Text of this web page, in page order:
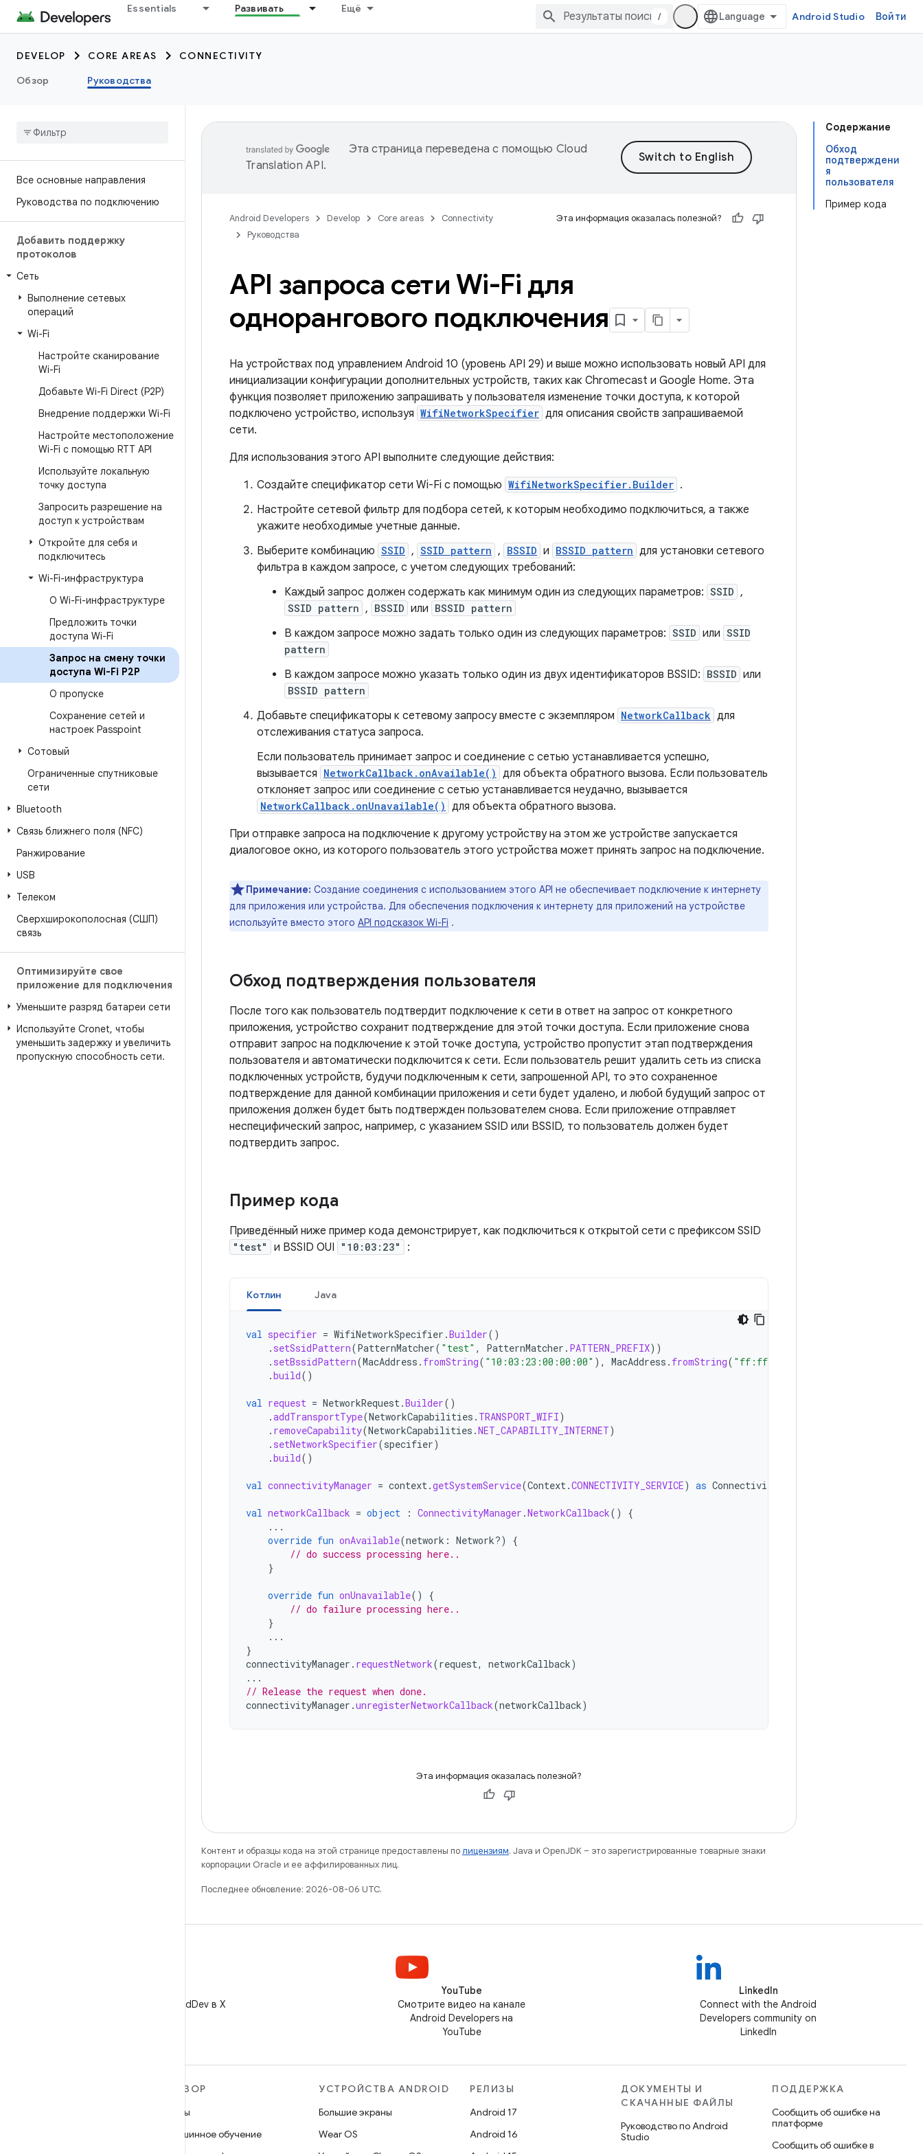
Essentials Развивать Ещё
/ Android Studio Войти
DEVELOP CORE AREAS
CONNECTIVITY
Обзор
Руководства
Все основные направления
Руководства по подключению
Добавить поддержку
протоколов
Сеть
Выполнение сетевых
операций
Wi-Fi
Настройте сканирование
Wi-Fi
Добавьте Wi-Fi Direct (P2P)
Внедрение поддержки Wi-Fi
Настройте местоположение
Wi-Fi с помощью RTT API
Используйте локальную
точку доступа
Запросить разрешение на
доступ к устройствам
Откройте для себя и
подключитесь
Wi-Fi-инфраструктура
О Wi-Fi-инфраструктуре
Предложить точки
доступа Wi-Fi
Запрос на смену точки
доступа Wi-Fi P2P
О пропуске
Сохранение сетей и
настроек Passpoint
Сотовый
Ограниченные спутниковые
сети
Bluetooth
Связь ближнего поля (NFC)
Ранжирование
USB
Телеком
Сверхширокополосная (СШП)
связь
Оптимизируйте свое
приложение для подключения
Уменьшите разряд батареи сети
Используйте Cronet, чтобы
уменьшить задержку и увеличить
пропускную способность сети.
Содержание
Обход
подтверждени
я
пользователя
Пример кода
Эта страница переведена с помощью Cloud
Translation API.
Android Developers Develop Core areas
Connectivity
Руководства
Эта информация оказалась полезной?
API запроса сети Wi-Fi для
однорангового подключения
На устройствах под управлением Android 10 (уровень API 29) и выше можно использовать новый API для
инициализации конфигурации дополнительных устройств, таких как Chromecast и Google Home. Эта
функция позволяет приложению запрашивать у пользователя изменение точки доступа, к которой
подключено устройство, используя WifiNetworkSpecifier для описания свойств запрашиваемой
сети.
Для использования этого API выполните следующие действия:
Создайте спецификатор сети Wi-Fi с помощью WifiNetworkSpecifier.Builder .
Настройте сетевой фильтр для подбора сетей, к которым необходимо подключиться, а также
укажите необходимые учетные данные.
Выберите комбинацию SSID , SSID pattern , BSSID и BSSID pattern для установки сетевого
фильтра в каждом запросе, с учетом следующих требований:
Каждый запрос должен содержать как минимум один из следующих параметров: SSID ,
SSID pattern , BSSID или BSSID pattern
В каждом запросе можно задать только один из следующих параметров: SSID или SSID
pattern
В каждом запросе можно указать только один из двух идентификаторов BSSID: BSSID или
BSSID pattern
Добавьте спецификаторы к сетевому запросу вместе с экземпляром NetworkCallback для
отслеживания статуса запроса.
Если пользователь принимает запрос и соединение с сетью устанавливается успешно,
вызывается NetworkCallback.onAvailable() для объекта обратного вызова. Если пользователь
отклоняет запрос или соединение с сетью устанавливается неудачно, вызывается
NetworkCallback.onUnavailable() для объекта обратного вызова.
При отправке запроса на подключение к другому устройству на этом же устройстве запускается
диалоговое окно, из которого пользователь этого устройства может принять запрос на подключение.
Примечание: Создание соединения с использованием этого API не обеспечивает подключение к интернету
для приложения или устройства. Для обеспечения подключения к интернету для приложений на устройстве
используйте вместо этого API подсказок Wi-Fi .
Обход подтверждения пользователя
После того как пользователь подтвердит подключение к сети в ответ на запрос от конкретного
приложения, устройство сохранит подтверждение для этой точки доступа. Если приложение снова
отправит запрос на подключение к этой точке доступа, устройство пропустит этап подтверждения
пользователя и автоматически подключится к сети. Если пользователь решит удалить сеть из списка
подключенных устройств, будучи подключенным к сети, запрошенной API, то это сохраненное
подтверждение для данной комбинации приложения и сети будет удалено, и любой будущий запрос от
приложения должен будет быть подтвержден пользователем снова. Если приложение отправляет
неспецифический запрос, например, с указанием SSID или BSSID, то пользователь должен будет
подтвердить запрос.
Пример кода
Приведённый ниже пример кода демонстрирует, как подключиться к открытой сети с префиксом SSID
"test" и BSSID OUI "10:03:23" :
Котлин Java
val specifier = WifiNetworkSpecifier .Builder()
. setSsidPattern(PatternMatcher( "test" , PatternMatcher . PATTERN_PREFIX))
. setBssidPattern(MacAddress . fromString( "10:03:23:00:00:00" ), MacAddress . fromString( "ff:ff:ff:00:00:00"
.build()
val request = NetworkRequest.Builder()
.addTransportType(NetworkCapabilities . TRANSPORT_WIFI)
. removeCapability(NetworkCapabilities .NET_CAPABILITY_INTERNET)
. setNetworkSpecifier(specifier)
.build()
val connectivityManager = context.getSystemService(Context.CONNECTIVITY_SERVICE) as ConnectivityManager
val networkCallback = object : ConnectivityManager .NetworkCallback()
{
...
override fun onAvailable(network : Network?)
{
// do success processing here..
}
override fun onUnavailable()
{
// do failure processing here..
}
...
}
connectivityManager . requestNetwork(request, networkCallback)
...
// Release the request when done.
connectivityManager .unregisterNetworkCallback(networkCallback)
Эта информация оказалась полезной?
Контент и образцы кода на этой странице предоставлены полицензиям. Java и OpenJDK – это зарегистрированные товарные знаки
корпорации Oracle и ее аффилированных лиц.
Последнее обновление: 2026-08-06 UTC.
Читайте @AndroidDev в X
YouTube
Смотрите видео на канале
Android Developers на
YouTube
LinkedIn
Connect with the Android
Developers community on
LinkedIn
ОБЗОР
Игры
Машинное обучение
УСТРОЙСТВА ANDROID
Большие экраны
Wear OS
РЕЛИЗЫ
Android 17
Android 16
ДОКУМЕНТЫ И
СКАЧАННЫЕ ФАЙЛЫ
Руководство по Android
Studio
ПОДДЕРЖКА
Сообщить об ошибке на
платформе
Сообщить об ошибке в